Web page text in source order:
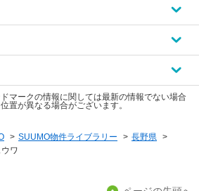
マークの情報に関しては最新の情報でない場合
置が異なる場合がございます。
> SUUMO物件ライブラリー > 長野県 >
ワ